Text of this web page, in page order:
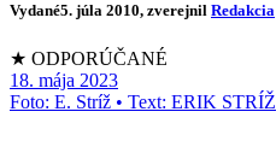
Vydané5. júla 2010, zverejnil Redakcia
★ ODPORÚČANÉ
18. mája 2023
Foto: E. Stríž • Text: ERIK STRÍŽ